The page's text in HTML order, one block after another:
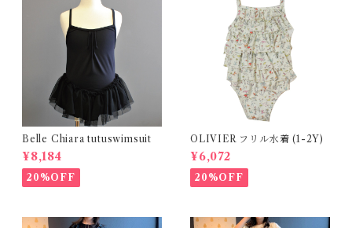
Belle Chiara tutuswimsuit
¥8,184
20%OFF
OLIVIER フリル水着 (1-2Y)
¥6,072
20%OFF